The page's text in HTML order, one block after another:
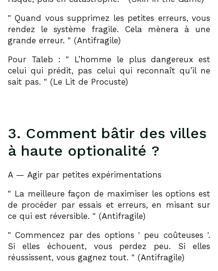
Quand vous supprimez les petites erreurs, vous
rendez le système fragile. Cela mènera à une
grande erreur.
(Antifragile)
Pour Taleb :
L’homme le plus dangereux est
celui qui prédit, pas celui qui reconnaît qu’il ne
sait pas.
(Le Lit de Procuste)
3. Comment bâtir des villes
à haute optionalité ?
A — Agir par petites expérimentations
La meilleure façon de maximiser les options est
de procéder par essais et erreurs, en misant sur
ce qui est réversible.
(Antifragile)
Commencez par des options
peu coûteuses .
Si elles échouent, vous perdez peu. Si elles
réussissent, vous gagnez tout.
(Antifragile)